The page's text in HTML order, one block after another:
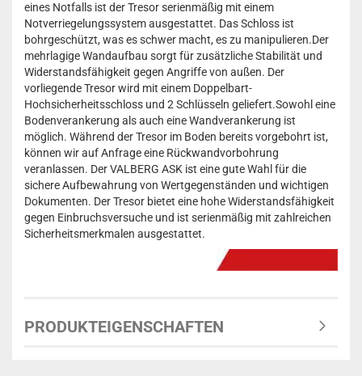
eines Notfalls ist der Tresor serienmäßig mit einem
Notverriegelungssystem ausgestattet. Das Schloss ist
bohrgeschützt, was es schwer macht, es zu manipulieren.Der
mehrlagige Wandaufbau sorgt für zusätzliche Stabilität und
Widerstandsfähigkeit gegen Angriffe von außen. Der
vorliegende Tresor wird mit einem Doppelbart-
Hochsicherheitsschloss und 2 Schlüsseln geliefert.Sowohl eine
Bodenverankerung als auch eine Wandverankerung ist
möglich. Während der Tresor im Boden bereits vorgebohrt ist,
können wir auf Anfrage eine Rückwandvorbohrung
veranlassen. Der VALBERG ASK ist eine gute Wahl für die
sichere Aufbewahrung von Wertgegenständen und wichtigen
Dokumenten. Der Tresor bietet eine hohe Widerstandsfähigkeit
gegen Einbruchsversuche und ist serienmäßig mit zahlreichen
Sicherheitsmerkmalen ausgestattet.
PRODUKTEIGENSCHAFTEN